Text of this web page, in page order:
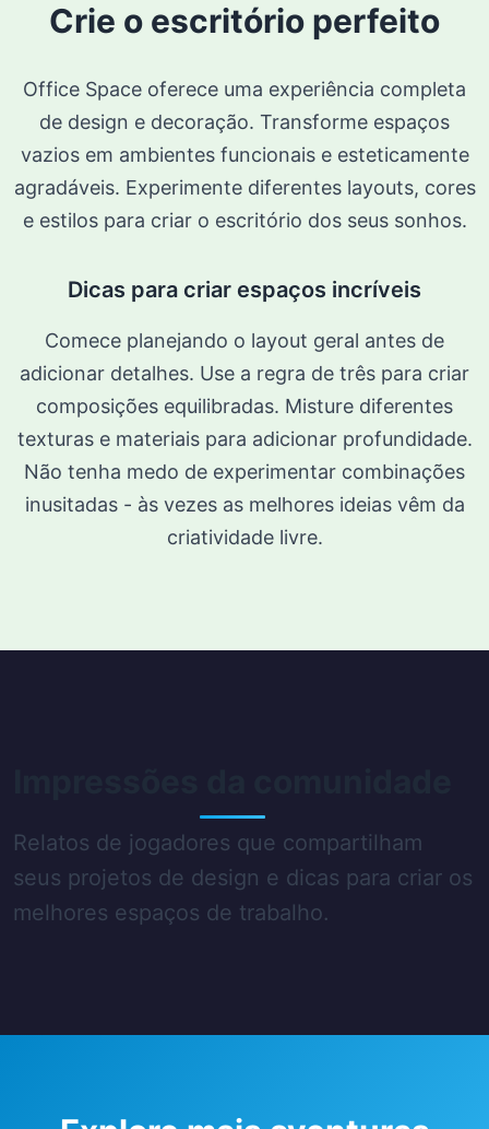
Crie o escritório perfeito
Office Space oferece uma experiência completa
de design e decoração. Transforme espaços
vazios em ambientes funcionais e esteticamente
agradáveis. Experimente diferentes layouts, cores
e estilos para criar o escritório dos seus sonhos.
Dicas para criar espaços incríveis
Comece planejando o layout geral antes de
adicionar detalhes. Use a regra de três para criar
composições equilibradas. Misture diferentes
texturas e materiais para adicionar profundidade.
Não tenha medo de experimentar combinações
inusitadas - às vezes as melhores ideias vêm da
criatividade livre.
Relatos de jogadores que compartilham
seus projetos de design e dicas para criar os
melhores espaços de trabalho.